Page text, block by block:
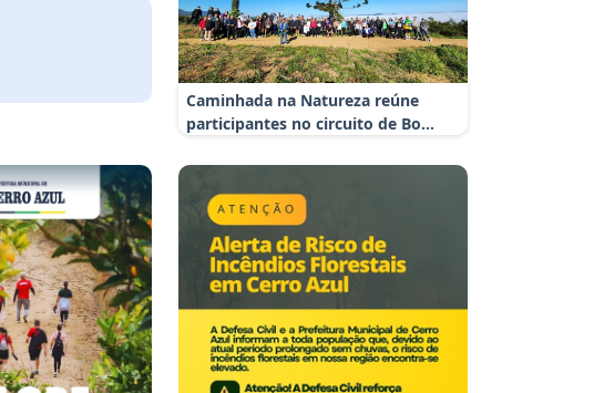
de 3 de
Caminhada na Natureza reúne
participantes no circuito de Bo...